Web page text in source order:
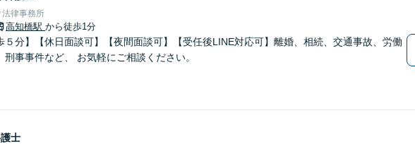
律事務所
高知橋駅 から徒歩1分
５分】【休日面談可】【夜間面談可】【受任後LINE対応可】離婚、相続、交通事故、労働
刑事事件など、 お気軽にご相談ください。
士